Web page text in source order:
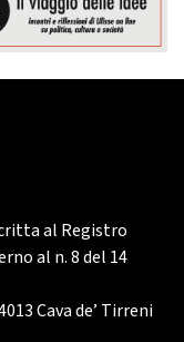
al Registro
al n. 8 del 14
Cava de’ Tirreni